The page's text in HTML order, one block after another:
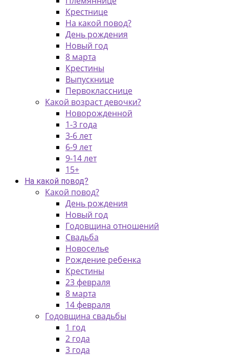
Крестнице
На какой повод?
День рождения
Новый год
8 марта
Крестины
Выпускнице
Первокласснице
Какой возраст девочки?
Новорожденной
1-3 года
3-6 лет
6-9 лет
9-14 лет
15+
На какой повод?
Какой повод?
День рождения
Новый год
Годовщина отношений
Свадьба
Новоселье
Рождение ребенка
Крестины
23 февраля
8 марта
14 февраля
Годовщина свадьбы
1 год
2 года
3 года